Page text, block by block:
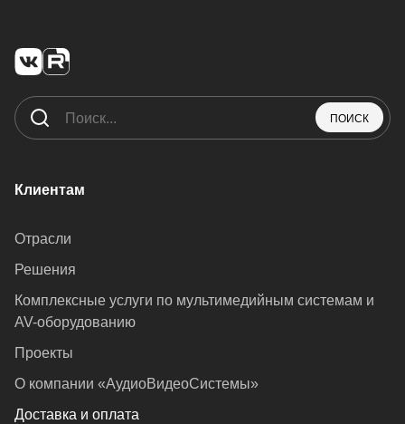
ПОИСК
Клиентам
Отрасли
Решения
Комплексные услуги по мультимедийным системам и
AV-оборудованию
Проекты
О компании «АудиоВидеоСистемы»
Доставка и оплата